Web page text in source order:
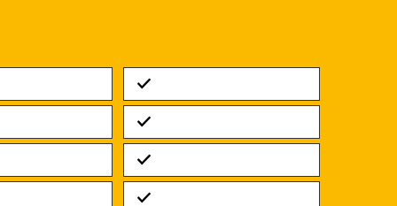
Standard
Standard
Standard
Standard